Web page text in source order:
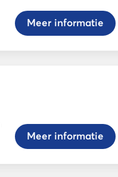
Meer informatie
Meer informatie